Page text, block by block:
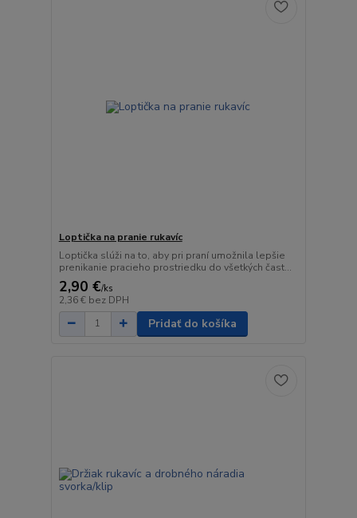
Loptička na pranie rukavíc
Loptička slúži na to, aby pri praní umožnila lepšie
prenikanie pracieho prostriedku do všetkých čast...
2,90 €/ks
2,36 € bez DPH
Pridať do košíka